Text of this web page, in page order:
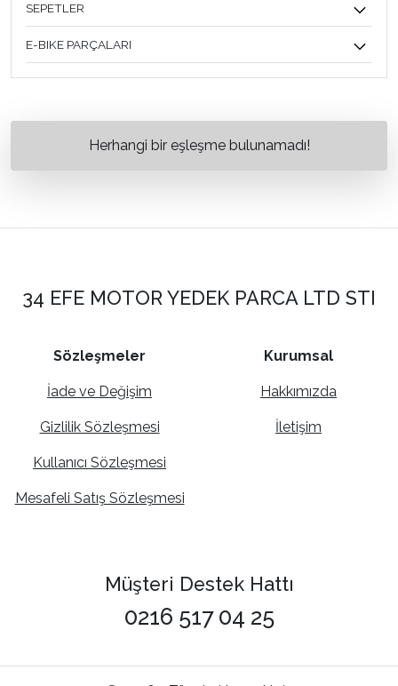
SEPETLER
E-BIKE PARÇALARI
Herhangi bir eşleşme bulunamadı!
34 EFE MOTOR YEDEK PARCA LTD STI
Sözleşmeler
İade ve Değişim
Gizlilik Sözleşmesi
Kullanıcı Sözleşmesi
Mesafeli Satış Sözleşmesi
Kurumsal
Hakkımızda
İletişim
Müşteri Destek Hattı
0216 517 04 25